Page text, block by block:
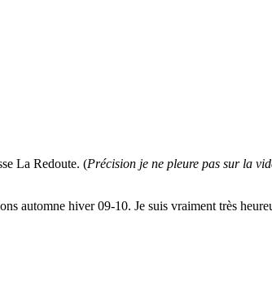
La Redoute. (Précision je ne pleure pas sur la
automne hiver 09-10. Je suis vraiment très